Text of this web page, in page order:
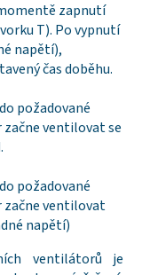
zapnutí
T). Po vypnutí
napětí),
čas doběhu.
požadované
ventilovat se
požadované
ventilovat
napětí)
ventilátorů je